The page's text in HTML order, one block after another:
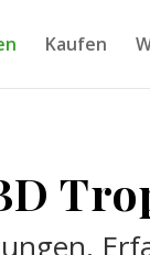
Kaufen